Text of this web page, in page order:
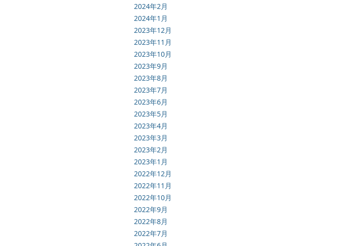
2024年2月
2024年1月
2023年12月
2023年11月
2023年10月
2023年9月
2023年8月
2023年7月
2023年6月
2023年5月
2023年4月
2023年3月
2023年2月
2023年1月
2022年12月
2022年11月
2022年10月
2022年9月
2022年8月
2022年7月